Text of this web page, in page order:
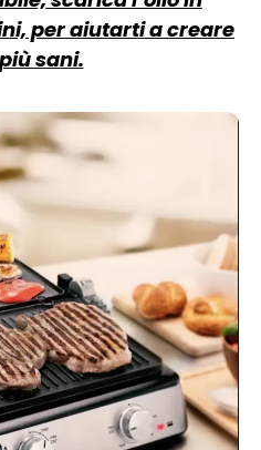
per aiutarti a creare
sani.